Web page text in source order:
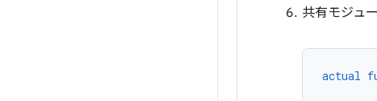
共有モジュ
actual